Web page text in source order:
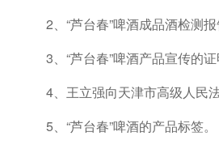
2、“芦台春”啤酒成品酒检测报
3、“芦台春”啤酒产品宣传的证
4、王立强向天津市高级人民法
5、“芦台春”啤酒的产品标签。